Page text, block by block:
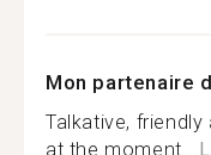
Mon partenaire
Talkative,
at the moment...